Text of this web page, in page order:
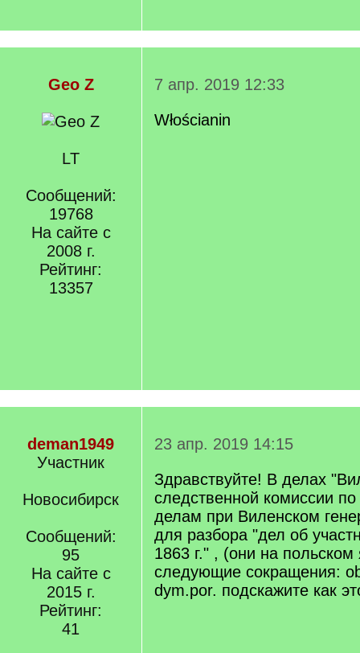
Geo Z
LT
Сообщений:
19768
На сайте с
2008 г.
Рейтинг:
13357
7 апр. 2019 12:33
Włościanin
deman1949
Участник
Новосибирск
Сообщений:
95
На сайте с
2015 г.
Рейтинг:
41
23 апр. 2019 14:15
Здравствуйте! В делах
следственной комиссии
делам при Виленском
для разбора "дел об
1863 г." , (они на польском
следующие сокращения:
dym.por. подскажите как